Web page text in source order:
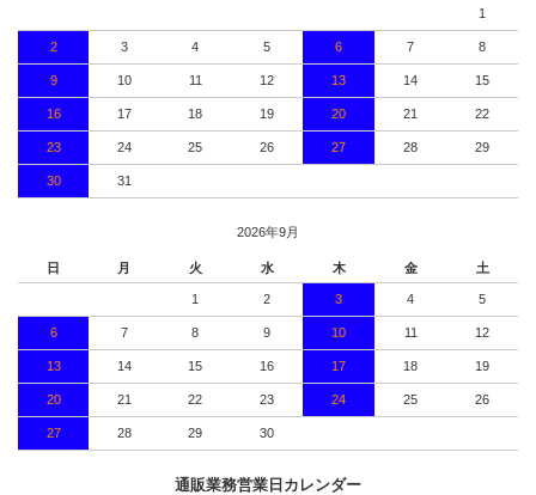
1
2 3 4 5 6 7 8
9 10 11 12 13 14 15
16 17 18 19 20 21 22
23 24 25 26 27 28 29
30 31
2026年9月
日 月 火 水 木 金 土
1 2 3 4 5
6 7 8 9 10 11 12
13 14 15 16 17 18 19
20 21 22 23 24 25 26
27 28 29 30
通販業務営業日カレンダー